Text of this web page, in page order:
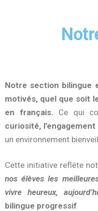
Notre section bilingue
motivés, quel que soit
en français. Ce qui
curiosité,
un environnement
Cette initiative reflète
nos élèves les
vivre heureux,
bilingue progressif